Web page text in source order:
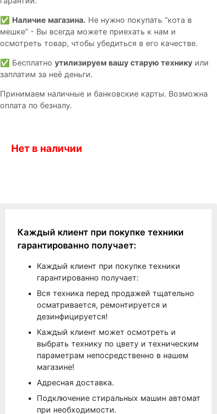
✅ Наличие магазина. Не нужно покупать “кота в
мешке” - Вы всегда можете приехать к нам и
осмотреть товар, чтобы убедиться в его качестве.
✅ Бесплатно утилизируем вашу старую технику или
заплатим за неё деньги.
Принимаем наличные и банковские карты. Возможна
оплата по безналу.
Нет в наличии
Каждый клиент при покупке техники
гарантированно получает:
Каждый клиент при покупке техники
гарантированно получает:
Вся техника перед продажей тщательно
осматривается, ремонтируется и
дезинфицируется!
Каждый клиент может осмотреть и
выбрать технику по цвету и техническим
параметрам непосредственно в нашем
магазине!
Адресная доставка.
Подключение стиральных машин автомат
при необходимости.